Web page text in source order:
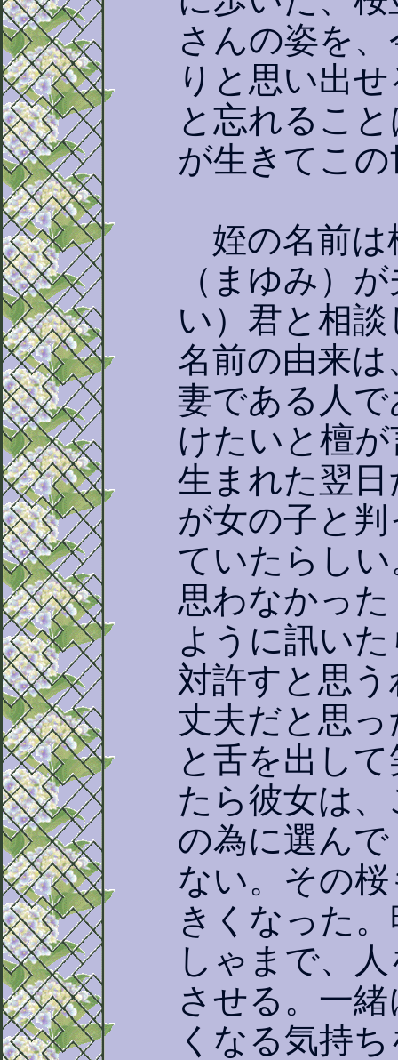
さんの姿を
りと思い出
と忘れるこ
が生きてこ
姪の名前は
（まゆみ）
い）君と相
名前の由来
妻である人
けたいと檀
生まれた翌
が女の子と
ていたらし
思わなかっ
ように訊い
対許すと思
丈夫だと思
と舌を出し
たら彼女は
の為に選ん
ない。その
きくなった
しゃまで、
させる。一
くなる気持